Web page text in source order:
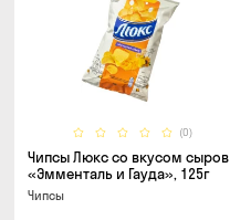
(0)
Чипсы Люкс со вкусом сыров
«Эмменталь и Гауда», 125г
Чипсы